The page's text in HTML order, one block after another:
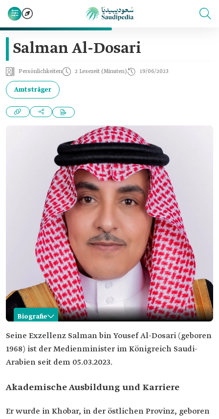
Salman Al-Dosari
Persönlichkeiten 2 Lesezeit (Minuten) 19/06/2023
Amtsträger
Biografie
Salman Al-Dosari
Name
Salman bin Yousef Al-Dosari Aktuelle Position
Aktuelle
Medienminister.
Geburtsjahr
1968
Seine Exzellenz Salman bin Yousef Al-Dosari (geboren
1968) ist der Medienminister im Königreich Saudi-
Arabien seit dem 05.03.2023.
Akademische Ausbildung und Karriere
Er wurde in Khobar, in der östlichen Provinz, geboren